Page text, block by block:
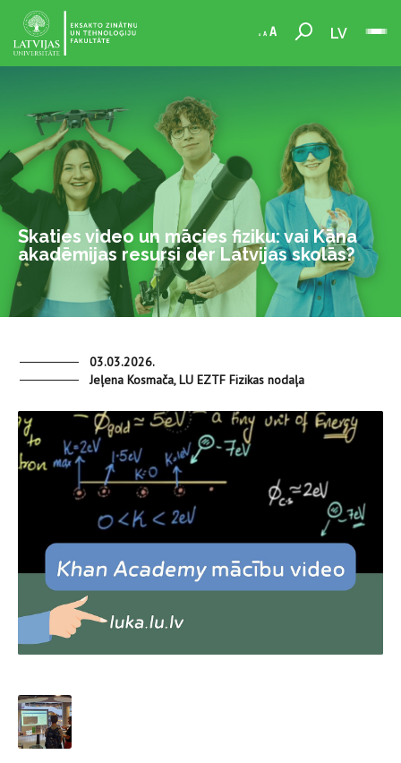
LV
Skaties video un mācies fiziku: vai Kāna
akadēmijas resursi der Latvijas skolās?
03.03.2026.
Jeļena Kosmača, LU EZTF Fizikas nodaļa